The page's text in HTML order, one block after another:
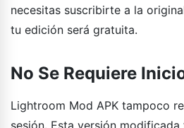
necesitas suscribirte a la
tu edición será gratuita.
No Se Requiere
Lightroom Mod APK tampoco
sesión. Esta versión